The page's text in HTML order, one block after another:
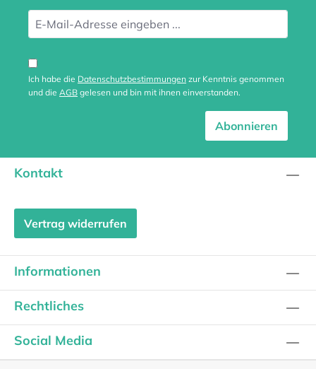
Ich habe die Datenschutzbestimmungen zur Kenntnis genommen
und die AGB gelesen und bin mit ihnen einverstanden.
Abonnieren
Kontakt
Vertrag widerrufen
Informationen
Rechtliches
Social Media